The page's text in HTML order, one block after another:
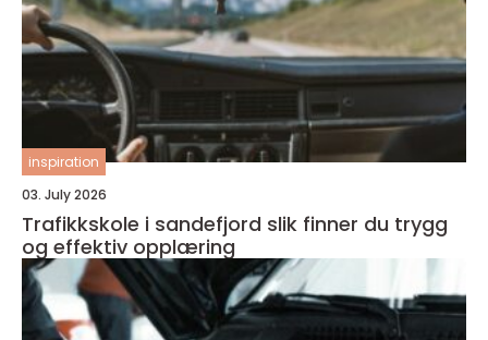
inspiration
03. July 2026
Trafikkskole i sandefjord slik finner du trygg
og effektiv opplæring